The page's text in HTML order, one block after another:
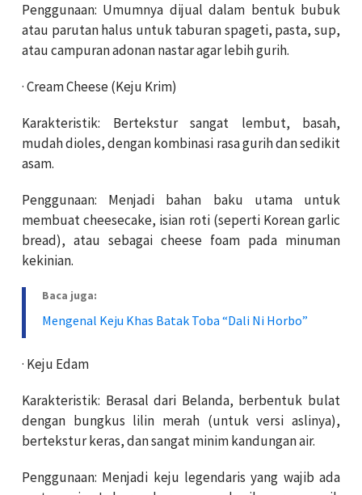
Penggunaan: Umumnya dijual dalam bentuk bubuk
atau parutan halus untuk taburan spageti, pasta, sup,
atau campuran adonan nastar agar lebih gurih.
· Cream Cheese (Keju Krim)
Karakteristik: Bertekstur sangat lembut, basah,
mudah dioles, dengan kombinasi rasa gurih dan sedikit
asam.
Penggunaan: Menjadi bahan baku utama untuk
membuat cheesecake, isian roti (seperti Korean garlic
bread), atau sebagai cheese foam pada minuman
kekinian.
Baca juga:
Mengenal Keju Khas Batak Toba “Dali Ni Horbo”
· Keju Edam
Karakteristik: Berasal dari Belanda, berbentuk bulat
dengan bungkus lilin merah (untuk versi aslinya),
bertekstur keras, dan sangat minim kandungan air.
Penggunaan: Menjadi keju legendaris yang wajib ada